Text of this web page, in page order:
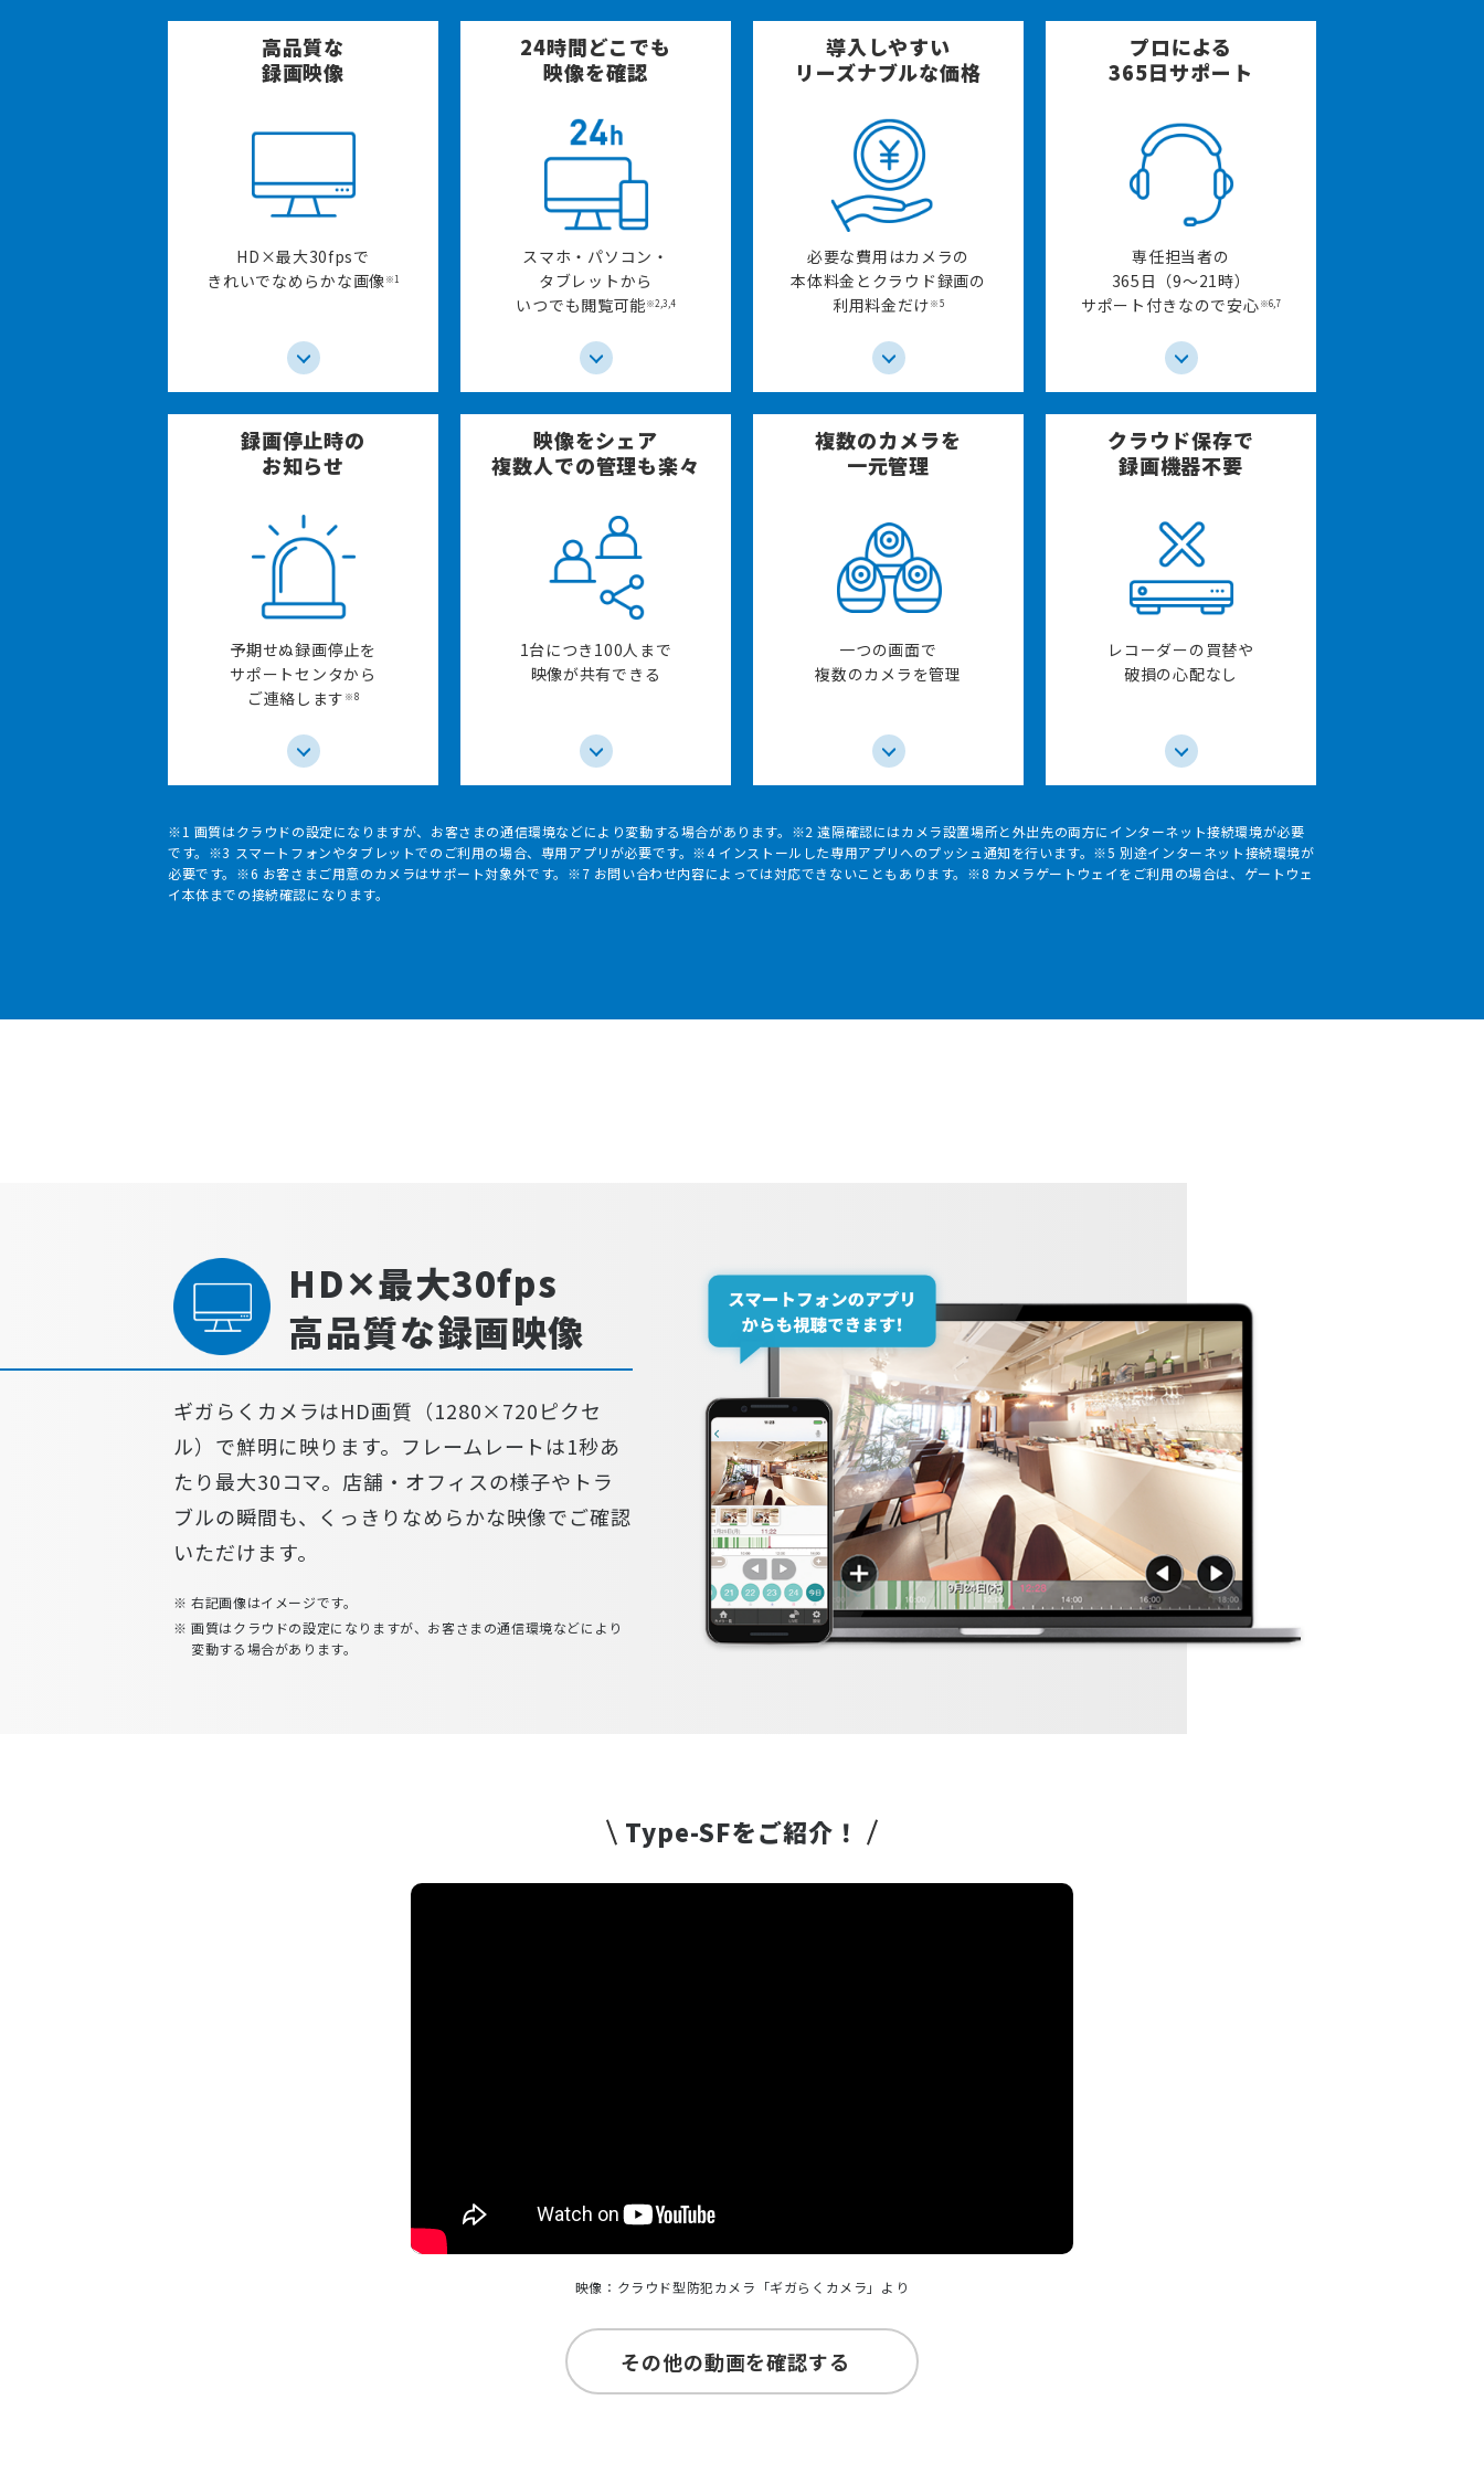
高品質な
録画映像
HD×最大30fpsで
きれいでなめらかな画像※1
24時間どこでも
映像を確認
スマホ・パソコン・
タブレットから
いつでも閲覧可能※2,3,4
導入しやすい
リーズナブルな価格
必要な費用はカメラの
本体料金とクラウド録画の
利用料金だけ※5
プロによる
365日サポート
専任担当者の
365日（9〜21時）
サポート付きなので安心※6,7
録画停止時の
お知らせ
予期せぬ録画停止を
サポートセンタから
ご連絡します ※8
映像をシェア
複数人での管理も楽々
1台につき100人まで
映像が共有できる
複数のカメラを
一元管理
一つの画面で
複数のカメラを管理
クラウド保存で
録画機器不要
レコーダーの買替や
破損の心配なし
※1 画質はクラウドの設定になりますが、お客さまの通信環境などにより変動する場合があります。※2 遠隔確認にはカメラ設置場所と外出先の両方にインターネット接続環境が必要
です。※3 スマートフォンやタブレットでのご利用の場合、専用アプリが必要です。※4 インストールした専用アプリへのプッシュ通知を行います。※5 別途インターネット接続環境が
必要です。※6 お客さまご用意のカメラはサポート対象外です。※7 お問い合わせ内容によっては対応できないこともあります。※8 カメラゲートウェイをご利用の場合は、ゲートウェ
イ本体までの接続確認になります。
HD✕最大30fps
高品質な録画映像
ギガらくカメラはHD画質（1280×720ピクセ
ル）で鮮明に映ります。フレームレートは1秒あ
たり最大30コマ。店舗・オフィスの様子やトラ
ブルの瞬間も、くっきりなめらかな映像でご確認
いただけます。
右記画像はイメージです。
画質はクラウドの設定になりますが、お客さまの通信環境などにより
変動する場合があります。
Type-SFをご紹介！
映像：クラウド型防犯カメラ「ギガらくカメラ」より
その他の動画を確認する